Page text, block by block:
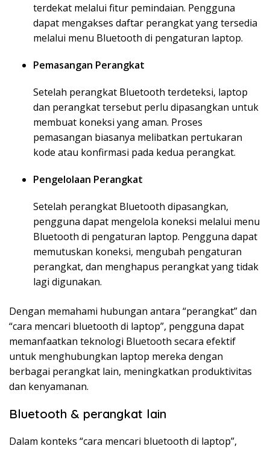
terdekat melalui fitur pemindaian. Pengguna
dapat mengakses daftar perangkat yang tersedia
melalui menu Bluetooth di pengaturan laptop.
Pemasangan Perangkat
Setelah perangkat Bluetooth terdeteksi, laptop
dan perangkat tersebut perlu dipasangkan untuk
membuat koneksi yang aman. Proses
pemasangan biasanya melibatkan pertukaran
kode atau konfirmasi pada kedua perangkat.
Pengelolaan Perangkat
Setelah perangkat Bluetooth dipasangkan,
pengguna dapat mengelola koneksi melalui menu
Bluetooth di pengaturan laptop. Pengguna dapat
memutuskan koneksi, mengubah pengaturan
perangkat, dan menghapus perangkat yang tidak
lagi digunakan.
Dengan memahami hubungan antara “perangkat” dan
“cara mencari bluetooth di laptop”, pengguna dapat
memanfaatkan teknologi Bluetooth secara efektif
untuk menghubungkan laptop mereka dengan
berbagai perangkat lain, meningkatkan produktivitas
dan kenyamanan.
Bluetooth & perangkat lain
Dalam konteks “cara mencari bluetooth di laptop”,